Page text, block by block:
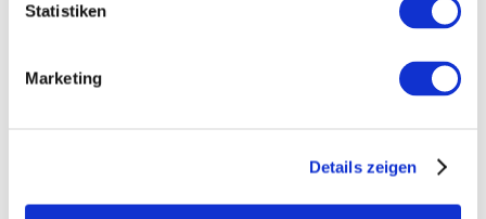
Statistiken
Marketing
Details zeigen
Unsere Projekte